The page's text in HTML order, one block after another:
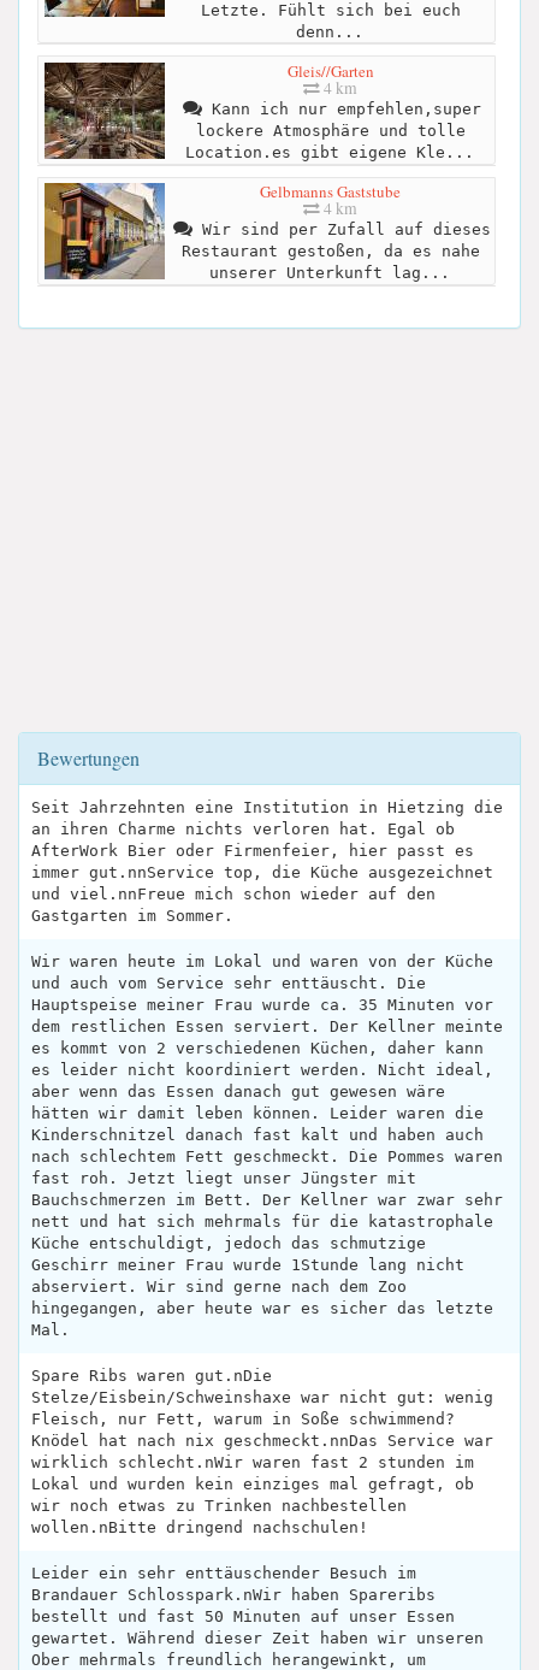
Letzte. Fühlt sich bei euch
denn...
Gleis//Garten
4 km
Kann ich nur empfehlen,super
lockere Atmosphäre und tolle
Location.es gibt eigene Kle...
Gelbmanns Gaststube
4 km
Wir sind per Zufall auf dieses
Restaurant gestoßen, da es nahe
unserer Unterkunft lag...
Bewertungen
Seit Jahrzehnten eine Institution in Hietzing die
an ihren Charme nichts verloren hat. Egal ob
AfterWork Bier oder Firmenfeier, hier passt es
immer gut.nnService top, die Küche ausgezeichnet
und viel.nnFreue mich schon wieder auf den
Gastgarten im Sommer.
Wir waren heute im Lokal und waren von der Küche
und auch vom Service sehr enttäuscht. Die
Hauptspeise meiner Frau wurde ca. 35 Minuten vor
dem restlichen Essen serviert. Der Kellner meinte
es kommt von 2 verschiedenen Küchen, daher kann
es leider nicht koordiniert werden. Nicht ideal,
aber wenn das Essen danach gut gewesen wäre
hätten wir damit leben können. Leider waren die
Kinderschnitzel danach fast kalt und haben auch
nach schlechtem Fett geschmeckt. Die Pommes waren
fast roh. Jetzt liegt unser Jüngster mit
Bauchschmerzen im Bett. Der Kellner war zwar sehr
nett und hat sich mehrmals für die katastrophale
Küche entschuldigt, jedoch das schmutzige
Geschirr meiner Frau wurde 1Stunde lang nicht
abserviert. Wir sind gerne nach dem Zoo
hingegangen, aber heute war es sicher das letzte
Mal.
Spare Ribs waren gut.nDie
Stelze/Eisbein/Schweinshaxe war nicht gut: wenig
Fleisch, nur Fett, warum in Soße schwimmend?
Knödel hat nach nix geschmeckt.nnDas Service war
wirklich schlecht.nWir waren fast 2 stunden im
Lokal und wurden kein einziges mal gefragt, ob
wir noch etwas zu Trinken nachbestellen
wollen.nBitte dringend nachschulen!
Leider ein sehr enttäuschender Besuch im
Brandauer Schlosspark.nWir haben Spareribs
bestellt und fast 50 Minuten auf unser Essen
gewartet. Während dieser Zeit haben wir unseren
Ober mehrmals freundlich herangewinkt, um